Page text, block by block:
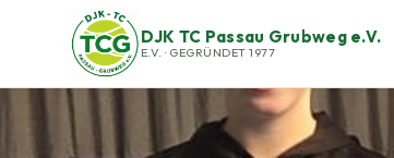
DJK TC Passau Grubweg e.V.
E.V. · GEGRÜNDET 1977